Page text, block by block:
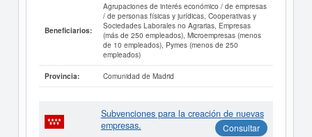
Beneficiarios:
Agrupaciones de interés económico / de empresas
/ de personas físicas y jurídicas, Cooperativas y
Sociedades Laborales no Agrarias, Empresas
(más de 250 empleados), Microempresas (menos
de 10 empleados), Pymes (menos de 250
empleados)
Provincia: Comunidad de Madrid
Subvenciones para la creación de nuevas
empresas.
Consultar